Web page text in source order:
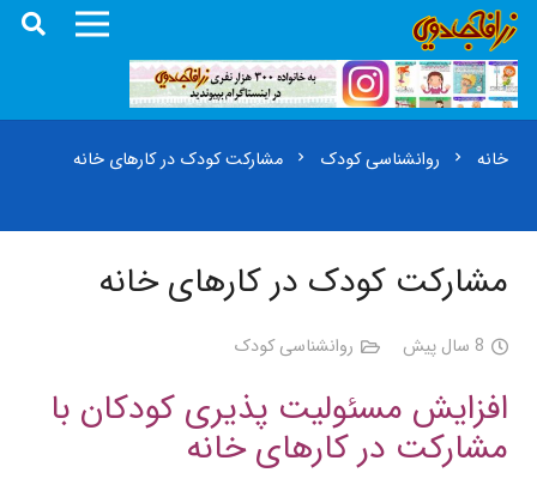
خانه chevron_right روانشناسی کودک chevron_right مشارکت کودک در کارهای خانه
مشارکت کودک در کارهای خانه
8 سال پیش روانشناسی کودک
افزایش مسئولیت پذیری کودکان با
مشارکت در کارهای خانه